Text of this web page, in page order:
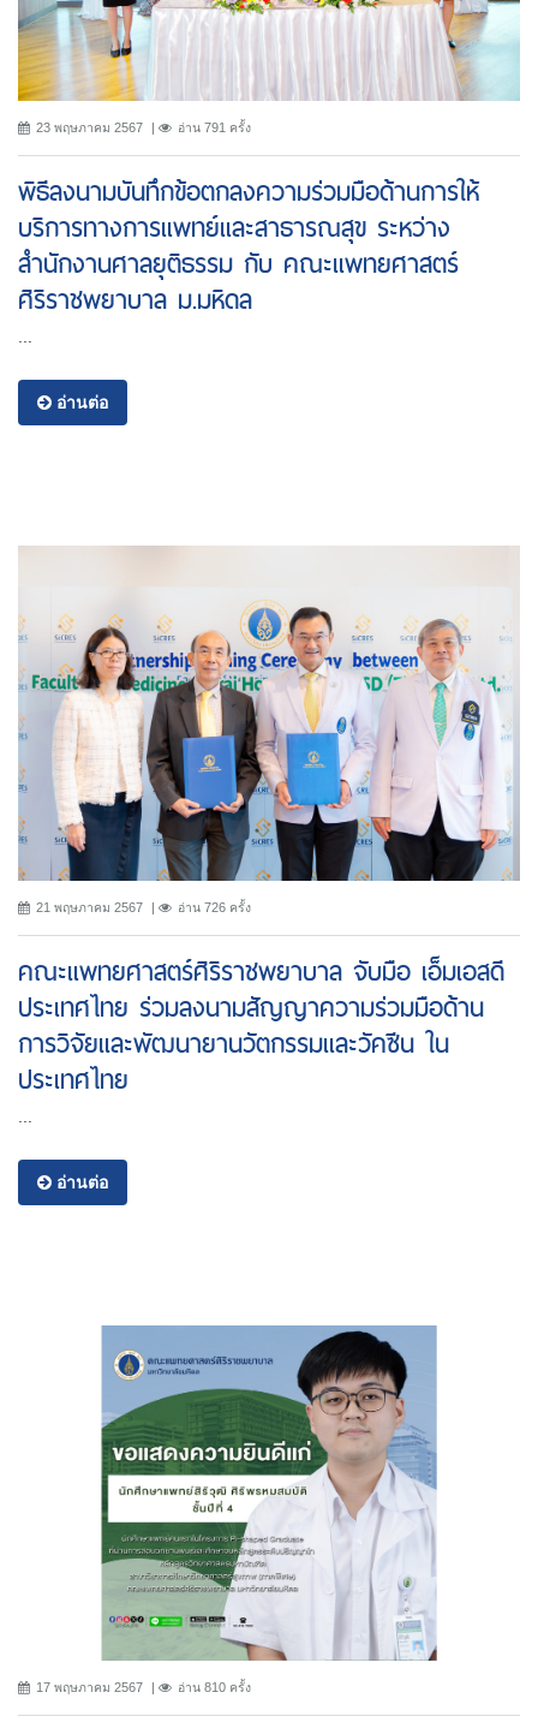
23 พฤษภาคม 2567 อ่าน 791 ครั้ง
พิธีลงนามบันทึกข้อตกลงความร่วมมือด้านการให้
บริการทางการแพทย์และสาธารณสุข ระหว่าง
สำนักงานศาลยุติธรรม กับ คณะแพทยศาสตร์
ศิริราชพยาบาล ม.มหิดล
...
อ่านต่อ
21 พฤษภาคม 2567 อ่าน 726 ครั้ง
คณะแพทยศาสตร์ศิริราชพยาบาล จับมือ เอ็มเอสดี
ประเทศไทย ร่วมลงนามสัญญาความร่วมมือด้าน
การวิจัยและพัฒนายานวัตกรรมและวัคซีน ใน
ประเทศไทย
อ่านต่อ
17 พฤษภาคม 2567 อ่าน 810 ครั้ง